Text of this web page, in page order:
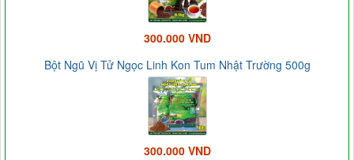
300.000 VND
Bột Ngũ Vị Tử Ngọc Linh Kon Tum Nhật Trường 500g
300.000 VND